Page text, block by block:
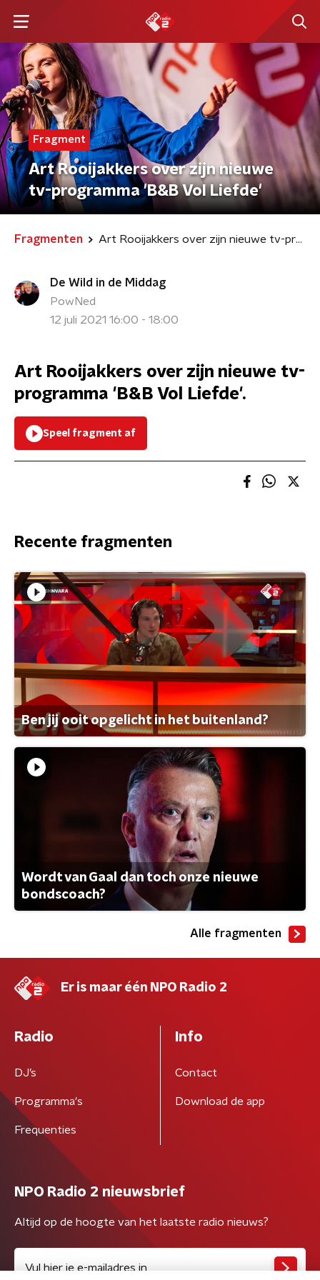
Fragment
Art Rooijakkers over zijn nieuwe
tv-programma 'B&B Vol Liefde'
Fragmenten Art Rooijakkers over zijn nieuwe tv-programma 'B&B Vol Liefde'
De Wild in de Middag
PowNed
12 juli 2021 16:00 - 18:00
Art Rooijakkers over zijn nieuwe tv-
programma 'B&B Vol Liefde'.
Speel fragment af
Recente fragmenten
Ben jij ooit opgelicht in het buitenland?
Wordt van Gaal dan toch onze nieuwe
bondscoach?
Alle fragmenten
Er is maar één NPO Radio 2
Radio
DJ’s
Programma's
Frequenties
Info
Contact
Download de app
NPO Radio 2 nieuwsbrief
Altijd op de hoogte van het laatste radio nieuws?